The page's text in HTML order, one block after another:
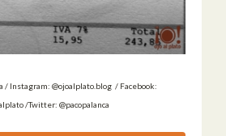
/ Instagram: @ojoalplato.blog / Facebook:
/Twitter: @pacopalanca